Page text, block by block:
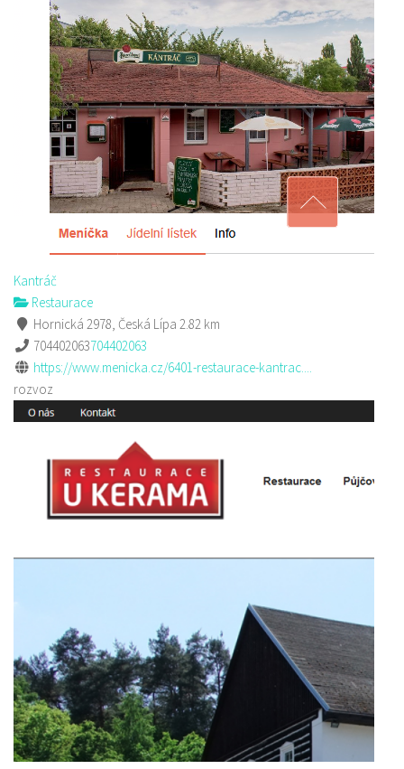
Kantráč
Restaurace
Hornická 2978, Česká Lípa 2.82 km
704402063704402063
https://www.menicka.cz/6401-restaurace-kantrac....
rozvoz